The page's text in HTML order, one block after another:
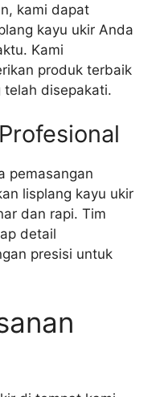
kami dapat
kayu ukir Anda
Kami
produk terbaik
telah disepakati.
pemasangan
lisplang kayu ukir
dan rapi. Tim
detail
presisi untuk